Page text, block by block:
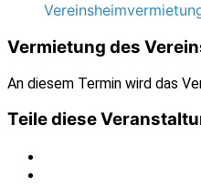
Vermietung des
An diesem Termin wird das
Teile diese